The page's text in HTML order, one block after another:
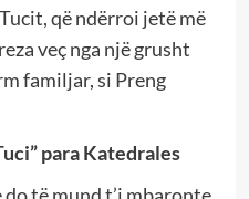
që ndërroi jetë më
veç nga një grusht
familjar, si Preng
para Katedrales